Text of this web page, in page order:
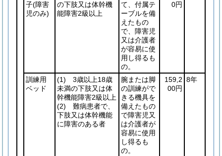
子(障害
児のみ)
の下肢又は体幹機
能障害2級以上
て、付属テ
ーブルを備
えたもの
で、障害児
又は介護者
が容易に使
用し得るも
の。
0円
訓練用
ベッド
(1) 3歳以上18歳
未満の下肢又は体
幹機能障害2級以上
(2) 難病患者で、
下肢又は体幹機能
に障害のある者
腕または脚
の訓練がで
きる機具を
備えたもの
で障害児又
は介護者が
容易に使用
し得るも
の。
159,2
00円
8年